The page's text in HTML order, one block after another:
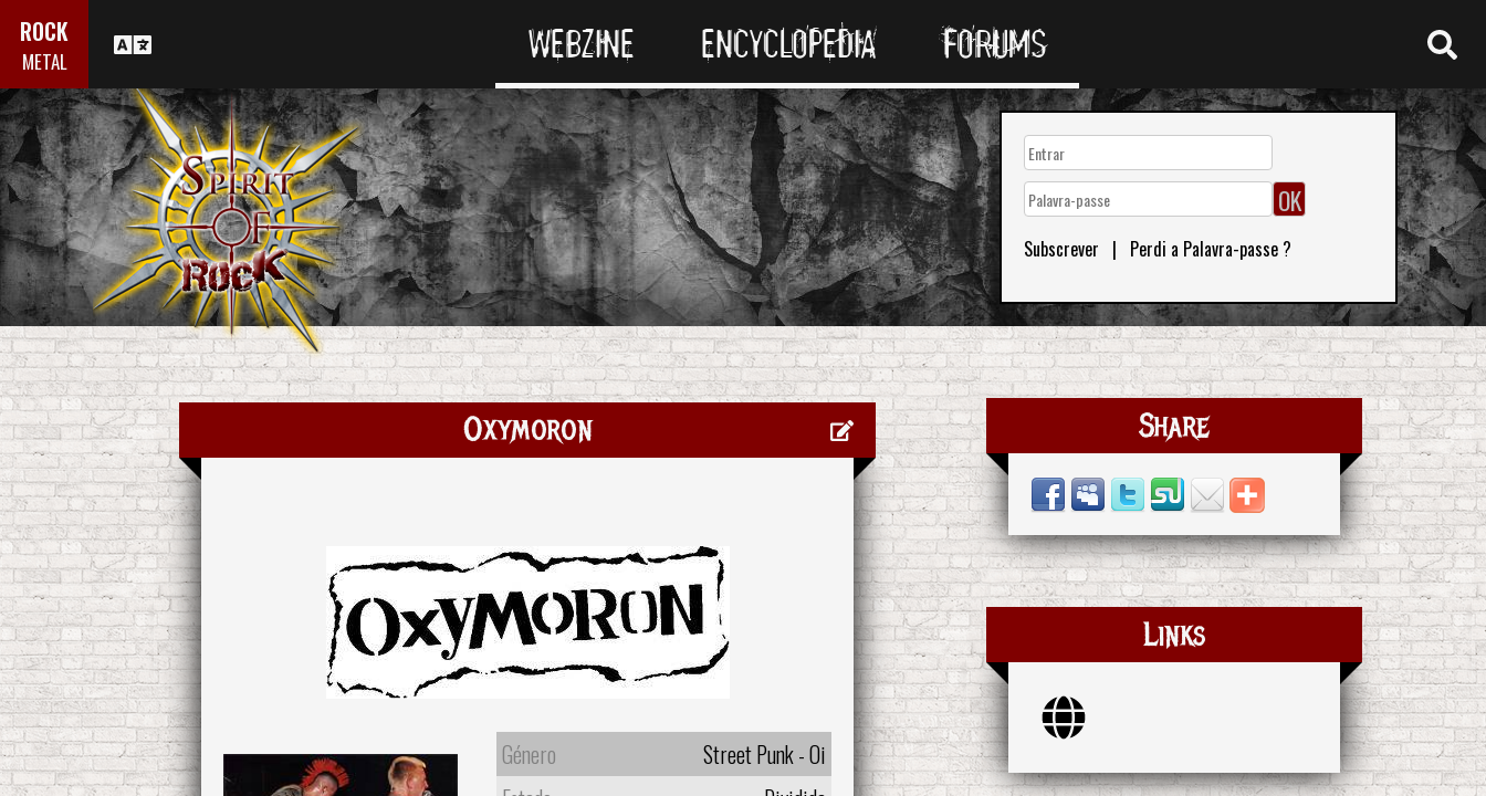
ROCK
METAL WEBZINE ENCYCLOPEDIA FORUMS
Subscrever | Perdi a Palavra-passe ?
Oxymoron
Género
Street Punk - Oi
Share
Links